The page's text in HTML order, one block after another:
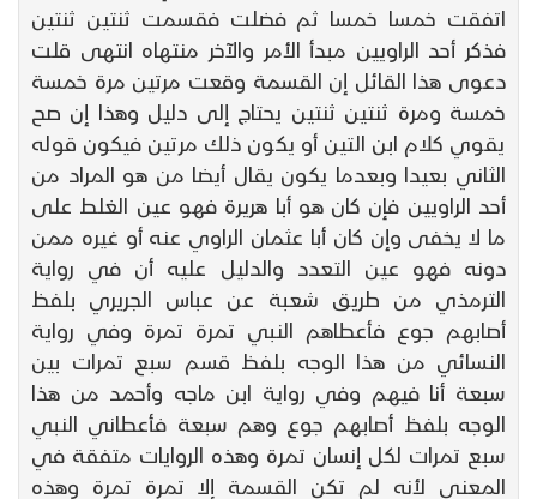
اتفقت خمسا خمسا ثم فضلت فقسمت ثنتين ثنتين
فذكر أحد الراويين مبدأ الأمر والآخر منتهاه انتهى قلت
دعوى هذا القائل إن القسمة وقعت مرتين مرة خمسة
خمسة ومرة ثنتين ثنتين يحتاج إلى دليل وهذا إن صح
يقوي كلام ابن التين أو يكون ذلك مرتين فيكون قوله
الثاني بعيدا وبعدما يكون يقال أيضا من هو المراد من
أحد الراويين فإن كان هو أبا هريرة فهو عين الغلط على
ما لا يخفى وإن كان أبا عثمان الراوي عنه أو غيره ممن
دونه فهو عين التعدد والدليل عليه أن في رواية
الترمذي من طريق شعبة عن عباس الجريري بلفظ
أصابهم جوع فأعطاهم النبي تمرة تمرة وفي رواية
النسائي من هذا الوجه بلفظ قسم سبع تمرات بين
سبعة أنا فيهم وفي رواية ابن ماجه وأحمد من هذا
الوجه بلفظ أصابهم جوع وهم سبعة فأعطاني النبي
سبع تمرات لكل إنسان تمرة وهذه الروايات متفقة في
المعنى لأنه لم تكن القسمة إلا تمرة تمرة وهذه